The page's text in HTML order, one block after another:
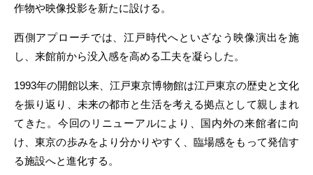
作物や映像投影を新たに設ける。
西側アプローチでは、江戸時代へといざなう映像演出を施
し、来館前から没入感を高める工夫を凝らした。
1993年の開館以来、江戸東京博物館は江戸東京の歴史と文化
を振り返り、未来の都市と生活を考える拠点として親しまれ
てきた。今回のリニューアルにより、国内外の来館者に向
け、東京の歩みをより分かりやすく、臨場感をもって発信す
る施設へと進化する。